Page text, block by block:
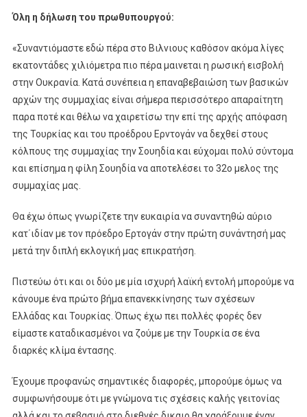
Όλη η δήλωση του πρωθυπουργού:
«Συναντιόμαστε εδώ πέρα στο Βιλνιους καθόσον ακόμα λίγες
εκατοντάδες χιλιόμετρα πιο πέρα μαινεται η ρωσική εισβολή
στην Ουκρανία. Κατά συνέπεια η επαναβεβαιώση των βασικών
αρχών της συμμαχίας είναι σήμερα περισσότερο απαραίτητη
παρα ποτέ και θέλω να χαιρετίσω την επί της αρχής απόφαση
της Τουρκίας και του προέδρου Ερντογάν να δεχθεί στους
κόλπους της συμμαχίας την Σουηδία και εύχομαι πολύ σύντομα
και επίσημα η φίλη Σουηδία να αποτελέσει το 32ο μελος της
συμμαχίας μας.
Θα έχω όπως γνωρίζετε την ευκαιρία να συναντηθώ αύριο
κατ΄ιδίαν με τον πρόεδρο Ερτογάν στην πρώτη συνάντησή μας
μετά την διπλή εκλογική μας επικρατήση.
Πιστεύω ότι και οι δύο με μία ισχυρή λαϊκή εντολή μπορούμε να
κάνουμε ένα πρώτο βήμα επανεκκίνησης των σχέσεων
Ελλάδας και Τουρκίας. Όπως έχω πει πολλές φορές δεν
είμαστε καταδικασμένοι να ζούμε με την Τουρκία σε ένα
διαρκές κλίμα έντασης.
Έχουμε προφανώς σημαντικές διαφορές, μπορούμε όμως να
συμφωνήσουμε ότι με γνώμονα τις σχέσεις καλής γειτονίας